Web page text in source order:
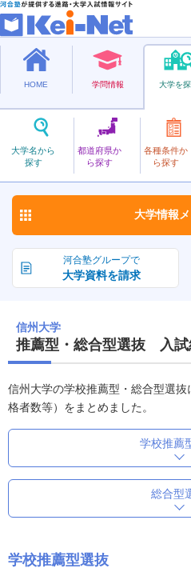
HOME 学問情報 大学を
大学名から
探す
都道府県か
ら探す
各種条件か
ら探す
国立
しんしゅう
信州大学
河合塾グループで
大学資料を請求
大学情報
信州大学
推薦型・総合型選抜 入試
信州大学の学校推薦型・総合型選
格者数等）をまとめました。
学校推薦
総合型
学校推薦型選抜